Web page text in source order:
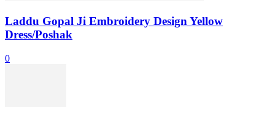
Laddu Gopal Ji Embroidery Design Yellow
Dress/Poshak
0